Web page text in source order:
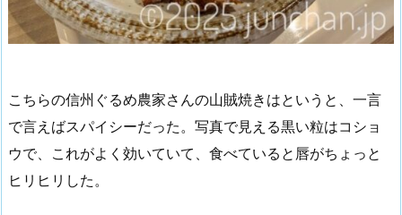
こちらの信州ぐるめ農家さんの山賊焼きはというと、一言
で言えばスパイシーだった。写真で見える黒い粒はコショ
ウで、これがよく効いていて、食べていると唇がちょっと
ヒリヒリした。